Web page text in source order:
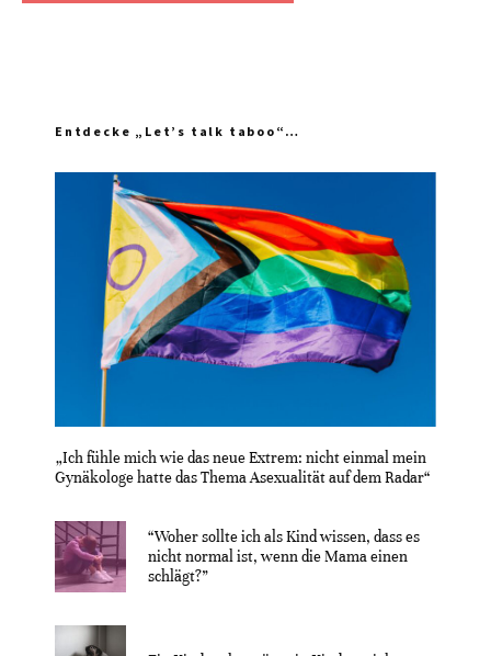
Entdecke „Let’s talk taboo“…
„Ich fühle mich wie das neue Extrem: nicht einmal mein
Gynäkologe hatte das Thema Asexualität auf dem Radar“
“Woher sollte ich als Kind wissen, dass es
nicht normal ist, wenn die Mama einen
schlägt?”